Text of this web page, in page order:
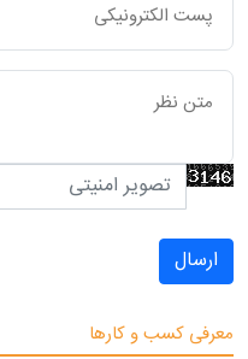
ارسال
معرفی کسب و کارها